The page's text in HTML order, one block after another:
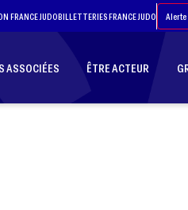
FRANCE JUDOBILLETTERIES FRANCE JUDO Alerte
ASSOCIÉES ÊTRE ACTEUR